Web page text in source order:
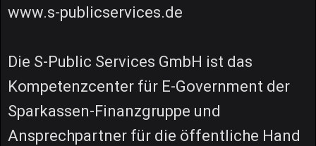
www.s-publicservices.de
Die S-Public Services GmbH ist das
Kompetenzcenter für E-Government der
Sparkassen-Finanzgruppe und
Ansprechpartner für die öffentliche Hand